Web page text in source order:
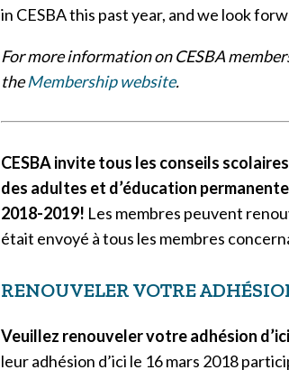
in CESBA this past year, and we look
For more information on CESBA
theMembership website.
CESBA invite tous les conseils
des adultes et d’éducation
2018-2019! Les membres peuvent
était envoyé à tous les membres
RENOUVELER VOTRE
Veuillez renouveler votre adhésion
leur adhésion d’ici le 16 mars 2018